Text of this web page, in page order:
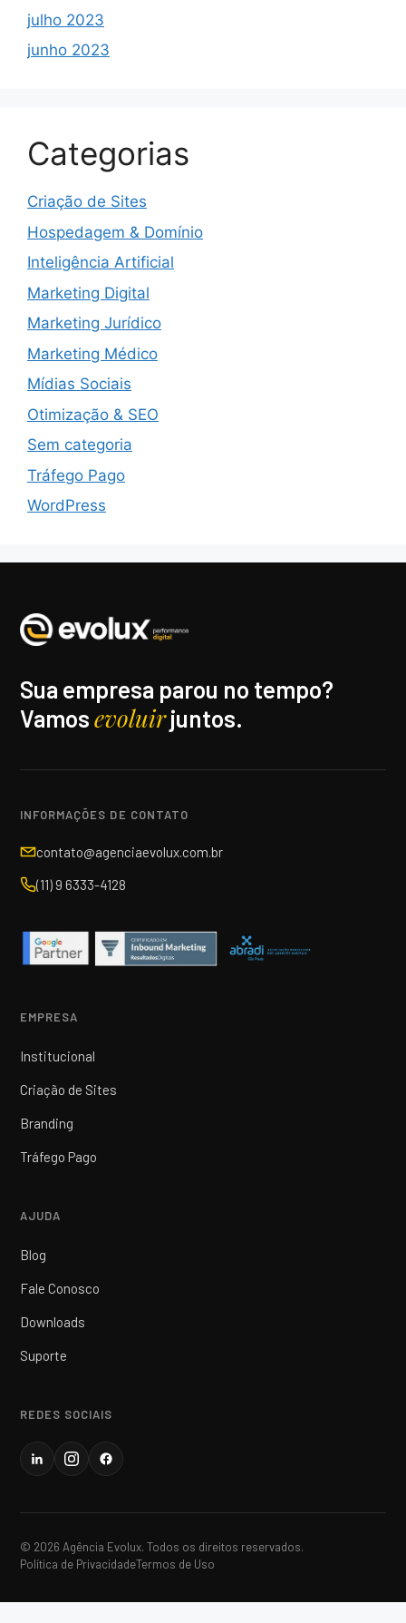
julho 2023
junho 2023
Categorias
Criação de Sites
Hospedagem & Domínio
Inteligência Artificial
Marketing Digital
Marketing Jurídico
Marketing Médico
Mídias Sociais
Otimização & SEO
Sem categoria
Tráfego Pago
WordPress
Sua empresa parou no tempo?
Vamosevoluirjuntos.
INFORMAÇÕES DE CONTATO
contato@agenciaevolux.com.br
(11) 9 6333-4128
EMPRESA
Institucional
Criação de Sites
Branding
Tráfego Pago
AJUDA
Blog
Fale Conosco
Downloads
Suporte
REDES SOCIAIS
© 2026 Agência Evolux. Todos os direitos reservados.
Política de PrivacidadeTermos de Uso